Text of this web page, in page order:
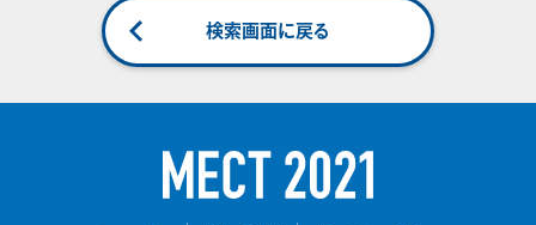
検索画面に戻る